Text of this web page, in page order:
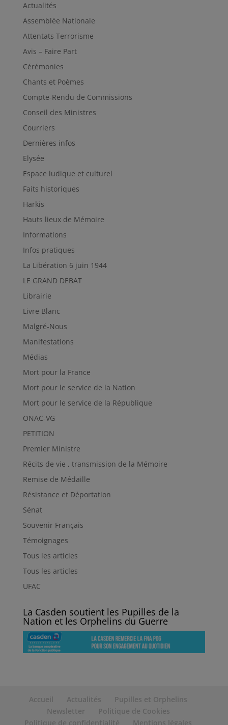
Actualités
Assemblée Nationale
Attentats Terrorisme
Avis – Faire Part
Cérémonies
Chants et Poèmes
Compte-Rendu de Commissions
Conseil des Ministres
Courriers
Dernières infos
Elysée
Espace ludique et culturel
Faits historiques
Harkis
Hauts lieux de Mémoire
Informations
Infos pratiques
La Libération 6 juin 1944
LE GRAND DEBAT
Librairie
Livre Blanc
Malgré-Nous
Manifestations
Médias
Mort pour la France
Mort pour le service de la Nation
Mort pour le service de la République
ONAC-VG
PETITION
Premier Ministre
Récits de vie , transmission de la Mémoire
Remise de Médaille
Résistance et Déportation
Sénat
Souvenir Français
Témoignages
Tous les articles
Tous les articles
UFAC
La Casden soutient les Pupilles de la
Nation et les Orphelins du Guerre
Accueil Actualités
Pupilles et Orphelins
Newsletter
Politique de Cookies
Politique de confidentialité
Mentions légales